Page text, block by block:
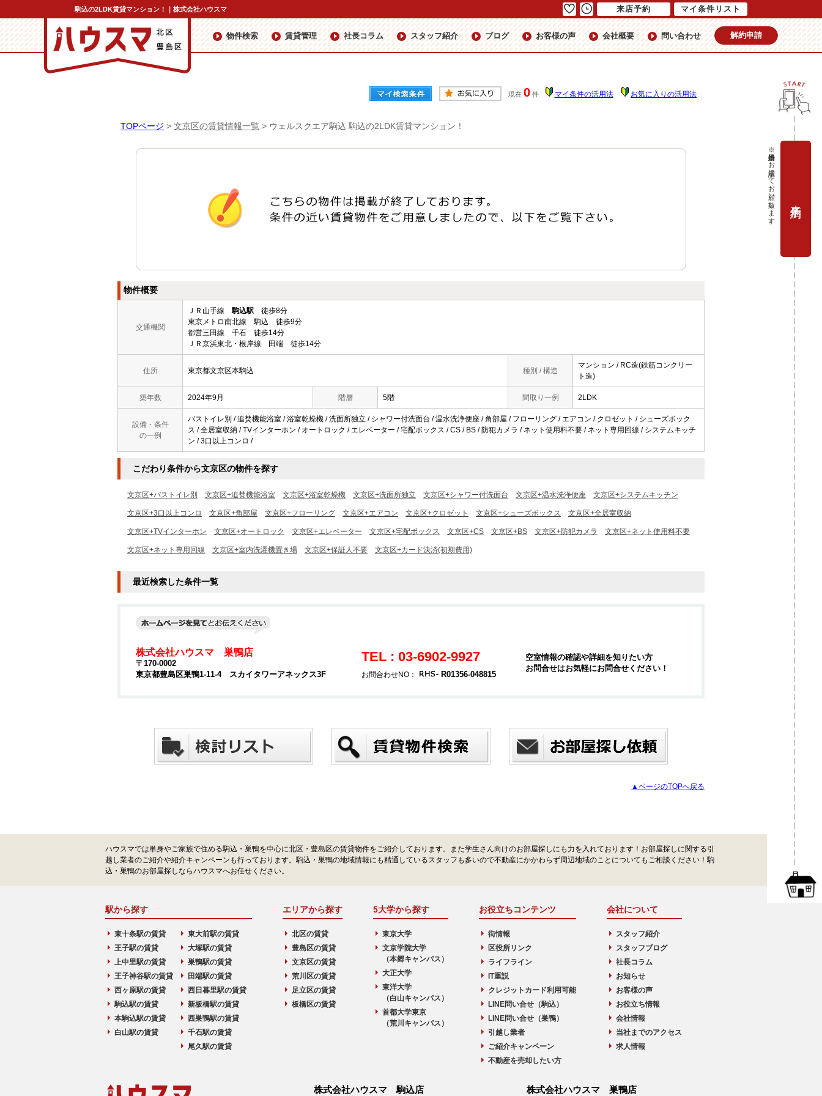
駒込の2LDK賃貸マンション！｜株式会社ハウスマ
物件検索 賃貸管理 社長コラム スタッフ紹介 ブログ お客様の声 会社概要 問い合わせ 解約申請
現在 0 件 マイ条件の活用法 お気に入りの活用法
TOPページ > 文京区の賃貸情報一覧 > ウェルスクエア駒込 駒込の2LDK賃貸マンション！
物件概要
交通機関
ＪＲ山手線駒込駅 徒歩8分
東京メトロ南北線 駒込 徒歩9分
都営三田線 千石 徒歩14分
ＪＲ京浜東北・根岸線 田端 徒歩14分
住所 東京都文京区本駒込 種別 / 構造
マンション / RC造(鉄筋コンクリー
ト造)
築年数 2024年9月 階層 5階 間取り一例 2LDK
設備・条件
の一例
バストイレ別 / 追焚機能浴室 / 浴室乾燥機 / 洗面所独立 / シャワー付洗面台 / 温水洗浄便座 / 角部屋 / フローリング / エアコン / クロゼット / シューズボック
ス / 全居室収納 / TVインターホン / オートロック / エレベーター / 宅配ボックス / CS / BS / 防犯カメラ / ネット使用料不要 / ネット専用回線 / システムキッチ
ン / 3口以上コンロ /
こだわり条件から文京区の物件を探す
文京区+バストイレ別 文京区+追焚機能浴室 文京区+浴室乾燥機 文京区+洗面所独立 文京区+シャワー付洗面台 文京区+温水洗浄便座 文京区+システムキッチン
文京区+3口以上コンロ 文京区+角部屋 文京区+フローリング 文京区+エアコン 文京区+クロゼット 文京区+シューズボックス 文京区+全居室収納
文京区+TVインターホン 文京区+オートロック 文京区+エレベーター 文京区+宅配ボックス 文京区+CS 文京区+BS 文京区+防犯カメラ 文京区+ネット使用料不要
文京区+ネット専用回線 文京区+室内洗濯機置き場 文京区+保証人不要 文京区+カード決済(初期費用)
最近検索した条件一覧
株式会社ハウスマ 巣鴨店
〒170-0002
東京都豊島区巣鴨1-11-4 スカイタワーアネックス3F
TEL : 03-6902-9927
お問合わせNO： R01356-048815
空室情報の確認や詳細を知りたい方
お問合せはお気軽にお問合せください！
▲ページのTOPへ戻る
ハウスマでは単身やご家族で住める駒込・巣鴨を中心に北区・豊島区の賃貸物件をご紹介しております。また学生さん向けのお部屋探しにも力を入れております！お部屋探しに関する引
越し業者のご紹介や紹介キャンペーンも行っております。駒込・巣鴨の地域情報にも精通しているスタッフも多いので不動産にかかわらず周辺地域のことについてもご相談ください！駒
込・巣鴨のお部屋探しならハウスマへお任せください。
駅から探す
東十条駅の賃貸
王子駅の賃貸
上中里駅の賃貸
王子神谷駅の賃貸
西ヶ原駅の賃貸
駒込駅の賃貸
本駒込駅の賃貸
白山駅の賃貸
東大前駅の賃貸
大塚駅の賃貸
巣鴨駅の賃貸
田端駅の賃貸
西日暮里駅の賃貸
新板橋駅の賃貸
西巣鴨駅の賃貸
千石駅の賃貸
尾久駅の賃貸
エリアから探す
北区の賃貸
豊島区の賃貸
文京区の賃貸
荒川区の賃貸
足立区の賃貸
板橋区の賃貸
5大学から探す
東京大学
文京学院大学
（本郷キャンパス）
大正大学
東洋大学
（白山キャンパス）
首都大学東京
（荒川キャンパス）
お役立ちコンテンツ
街情報
区役所リンク
ライフライン
IT重説
クレジットカード利用可能
LINE問い合せ（駒込）
LINE問い合せ（巣鴨）
引越し業者
ご紹介キャンペーン
不動産を売却したい方
会社について
スタッフ紹介
スタッフブログ
社長コラム
お知らせ
お客様の声
お役立ち情報
会社情報
当社までのアクセス
求人情報
株式会社ハウスマ 駒込店 株式会社ハウスマ 巣鴨店
来店予約 マイ条件リスト
※当日予約はお電話にてお願い致します。